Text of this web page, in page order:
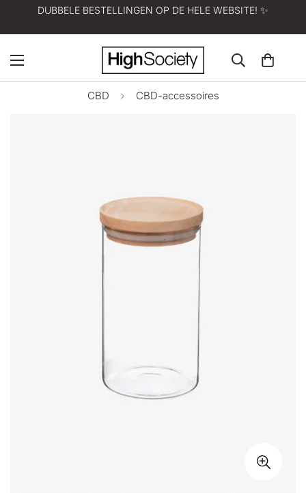
DUBBELE BESTELLINGEN OP DE HELE WEBSITE! ✨
CBD CBD-accessoires